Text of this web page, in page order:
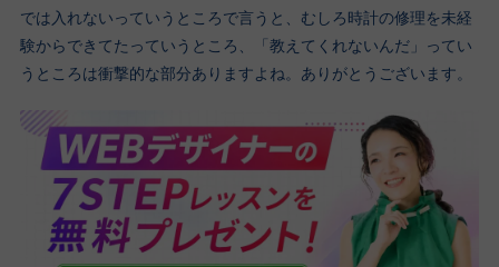
では入れないっていうところで言うと、むしろ時計の修理を未経
験からできてたっていうところ、「教えてくれないんだ」ってい
うところは衝撃的な部分ありますよね。ありがとうございます。